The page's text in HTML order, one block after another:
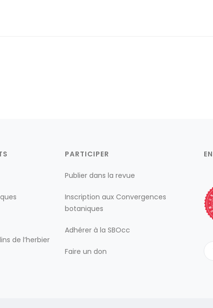
de l’herbier
PARTICIPER
Publier dans la revue
Inscription aux Convergences
botaniques
Adhérer à la SBOcc
Faire un don